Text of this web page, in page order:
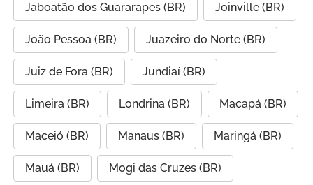
Jaboatão dos Guararapes (BR) Joinville (BR)
João Pessoa (BR) Juazeiro do Norte (BR)
Juiz de Fora (BR) Jundiaí (BR)
Limeira (BR) Londrina (BR) Macapá (BR)
Maceió (BR) Manaus (BR) Maringá (BR)
Mauá (BR) Mogi das Cruzes (BR)